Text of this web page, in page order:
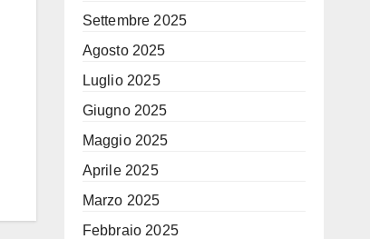
Settembre 2025
Agosto 2025
Luglio 2025
Giugno 2025
Maggio 2025
Aprile 2025
Marzo 2025
Febbraio 2025